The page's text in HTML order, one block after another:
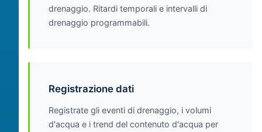
drenaggio. Ritardi temporali e intervalli di
drenaggio programmabili.
Registrazione dati
Registrate gli eventi di drenaggio, i volumi
d'acqua e i trend del contenuto d'acqua per